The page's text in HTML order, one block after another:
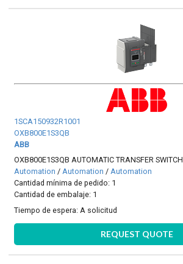
1SCA150932R1001
OXB800E1S3QB
ABB
OXB800E1S3QB AUTOMATIC TRANSFER SWITCH
Automation /Automation /Automation
Cantidad mínima de pedido: 1
Cantidad de embalaje: 1
Tiempo de espera: A solicitud
REQUEST QUOTE